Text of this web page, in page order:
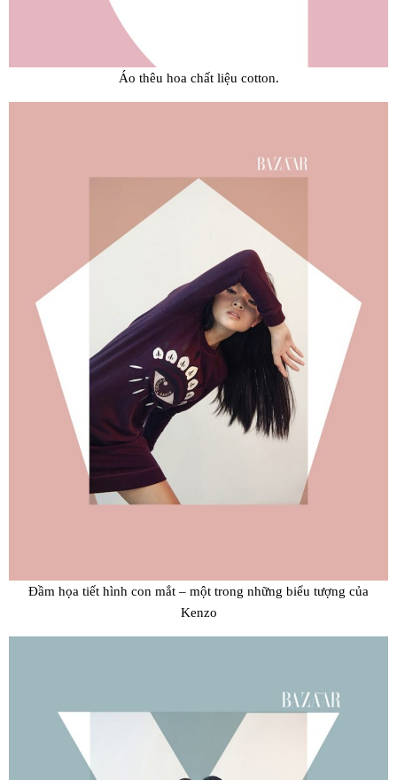
Áo thêu hoa chất liệu cotton.
Đầm họa tiết hình con mắt – một trong những biểu tượng của
Kenzo